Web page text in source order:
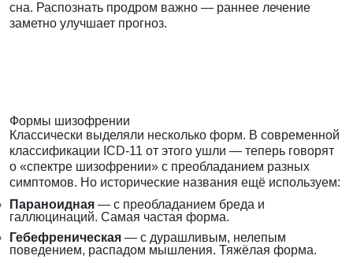
сна. Распознать продром важно — раннее лечение
заметно улучшает прогноз.
Формы шизофрении
Классически выделяли несколько форм. В современной
классификации ICD-11 от этого ушли — теперь говорят
о «спектре шизофрении» с преобладанием разных
симптомов. Но исторические названия ещё используем:
Параноидная — с преобладанием бреда и
галлюцинаций. Самая частая форма.
Гебефреническая — с дурашливым, нелепым
поведением, распадом мышления. Тяжёлая форма.